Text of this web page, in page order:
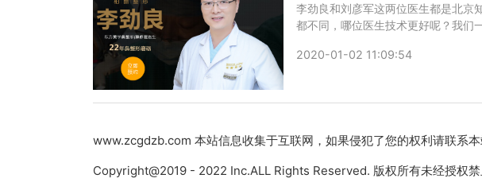
李劲良和刘彦军这两位医生都是北京
都不同，哪位医生技术更好呢？我们
2020-01-02 11:09:54
www.zcgdzb.com 本站信息收集于互联网，如果侵犯了您的权利请联系
Copyright@2019 - 2022 Inc.ALL Rights Reserved. 版权所有未经授权